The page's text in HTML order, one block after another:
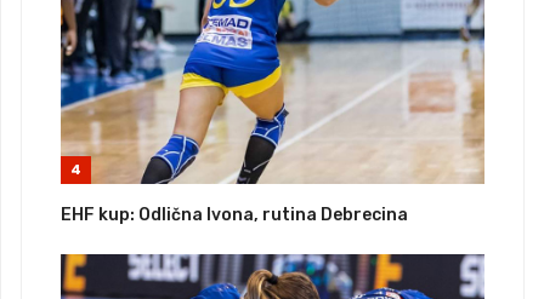
4
EHF kup: Odlična Ivona, rutina Debrecina